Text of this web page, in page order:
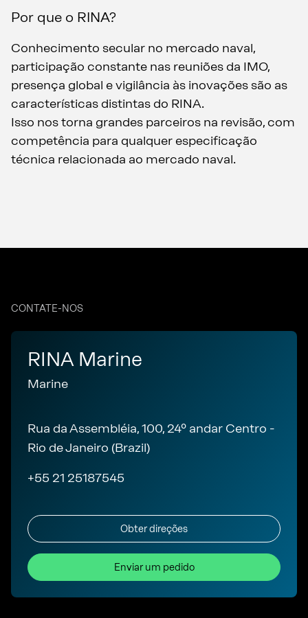
Por que o RINA?
Conhecimento secular no mercado naval,
participação constante nas reuniões da IMO,
presença global e vigilância às inovações são as
características distintas do RINA.
Isso nos torna grandes parceiros na revisão, com
competência para qualquer especificação
técnica relacionada ao mercado naval.
CONTATE-NOS
RINA Marine
Marine
Rua da Assembléia, 100, 24º andar Centro -
Rio de Janeiro (Brazil)
+55 21 25187545
Obter direções
Enviar um pedido